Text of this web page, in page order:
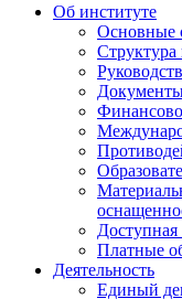
Об институте
Основные
Доступная
Платные
Деятельность
Единый